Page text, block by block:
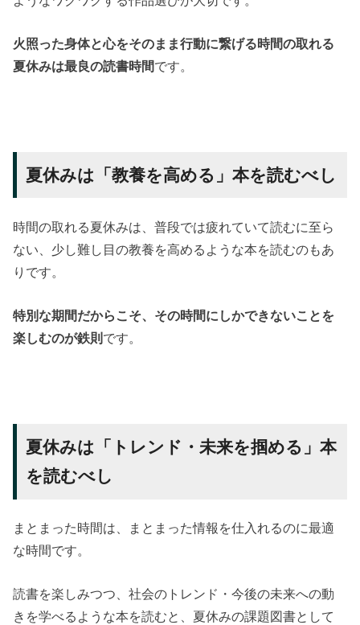
火照った身体と心をそのまま行動に繋げる時間の取れる
夏休みは最良の読書時間です。
夏休みは「教養を高める」本を読むべし
時間の取れる夏休みは、普段では疲れていて読むに至ら
ない、少し難し目の教養を高めるような本を読むのもあ
りです。
特別な期間だからこそ、その時間にしかできないことを
楽しむのが鉄則 です。
夏休みは「トレンド・未来を掴める」本
を読むべし
まとまった時間は、まとまった情報を仕入れるのに最適
な時間です。
読書を楽しみつつ、社会のトレンド・今後の未来への動
きを学べるような本を読むと、夏休みの課題図書として